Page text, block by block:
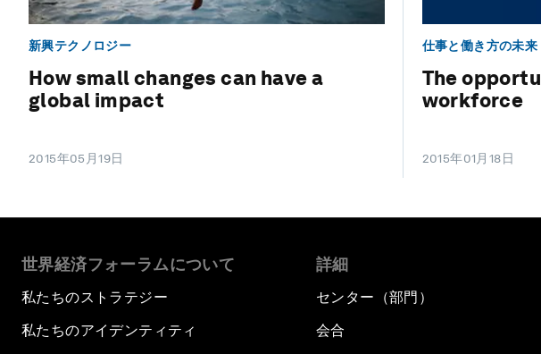
新興テクノロジー
How small changes can have a
global impact
2015年05月19日
仕事と働き方の未来
The
workforce
2015年01月18日
世界経済フォーラムについて
私たちのストラテジー
私たちのアイデンティティ
詳細
センター（部門）
会合